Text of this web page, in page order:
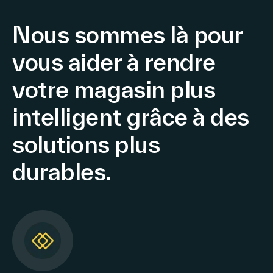
powered
computer
vision,
real-
time
analytics,
Nous sommes là pour
vous aider à rendre
votre magasin plus
intelligent grâce à des
solutions plus
durables.